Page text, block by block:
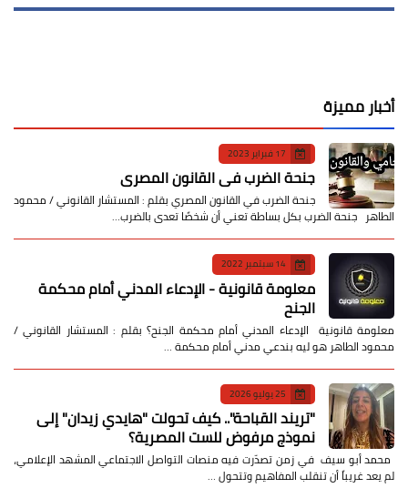
أخبار مميزة
17 فبراير 2023
جنحة الضرب في القانون المصري
جنحة الضرب في القانون المصري بقلم : المستشار القانوني / محمود
الطاهر جنحة الضرب بكل بساطة تعني أن شخصًا تعدى بالضرب…
14 سبتمبر 2022
معلومة قانونية - الإدعاء المدني أمام محكمة
الجنح
معلومة قانونية الإدعاء المدني أمام محكمة الجنح؟ بقلم : المستشار القانوني /
محمود الطاهر هو ليه بندعي مدني أمام محكمة …
25 يوليو 2026
​"تريند القباحة".. كيف تحولت "هايدي زيدان" إلى
نموذج مرفوض للست المصرية؟
​ محمد أبو سيف ​في زمن تصدّرت فيه منصات التواصل الاجتماعي المشهد الإعلامي،
لم يعد غريباً أن تنقلب المفاهيم وتتحول …